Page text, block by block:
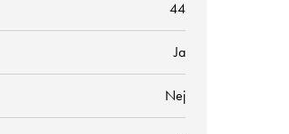
44
Ja
Nej